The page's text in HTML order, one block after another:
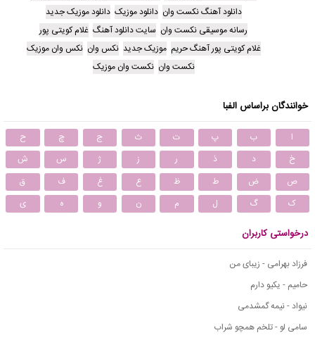
دانلود آهنگ نکست وان دانلود موزیک دانلود موزیک جدید
رسانه موسیقی نکست وان سایت دانلود آهنگ غلام کویتی پور
غلام کویتی پور آهنگ حریم موزیک جدید نکس وان نکس وان موزیک
نکست وان نکست وان موزیک
خوانندگان براساس الفبا
ا ب پ ت ث ج چ
ح
خ
د ذ ر ز ژ س
ش
ص
ض ط ظ ع غ ف
ق
ک
گ ل م ن و ه ی
درخواستی کاربران
فرزاد بهرامی - زیبای من
حامیم - یکیو دارم
نیواد - نیمه گمشدمی
سامی لو - تلخم همچو شراب